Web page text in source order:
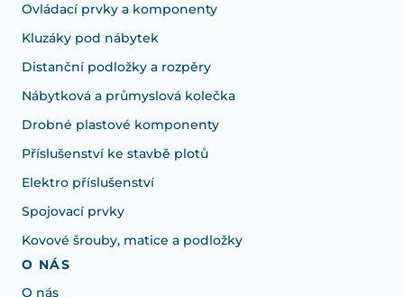
Ovládací prvky a komponenty
Kluzáky pod nábytek
Distanční podložky a rozpěry
Nábytková a průmyslová kolečka
Drobné plastové komponenty
Příslušenství ke stavbě plotů
Elektro příslušenství
Spojovací prvky
Kovové šrouby, matice a podložky
O NÁS
O nás